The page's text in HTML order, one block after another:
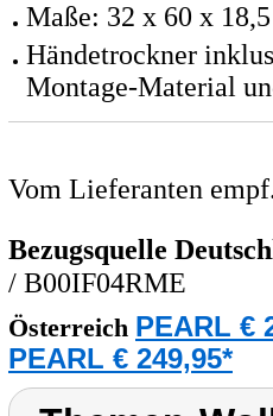
Maße: 32 x 60 x
Händetrockner
Montage-Material
Vom Lieferanten
Bezugsquelle
/ B00IF04RME
Österreich PEARL €
PEARL € 249,95*